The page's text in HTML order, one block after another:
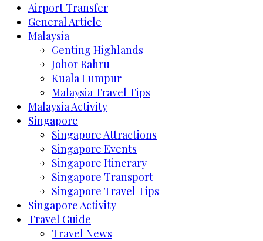
Airport Transfer
General Article
Malaysia
Genting Highlands
Johor Bahru
Kuala Lumpur
Malaysia Travel Tips
Malaysia Activity
Singapore
Singapore Attractions
Singapore Events
Singapore Itinerary
Singapore Transport
Singapore Travel Tips
Singapore Activity
Travel Guide
Travel News